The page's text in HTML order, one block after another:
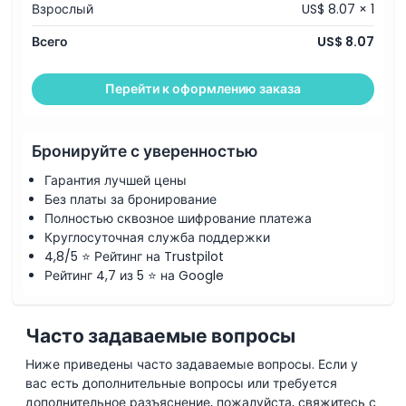
Исключения
Вещи, которые нужно знать
Местоположение
Как добраться туда
Политика отмены
Взрослый
US$ 8.07 × 1
Всего
US$ 8.07
Перейти к оформлению заказа
Бронируйте с уверенностью
Гарантия лучшей цены
Без платы за бронирование
Полностью сквозное шифрование платежа
Круглосуточная служба поддержки
4,8/5 ⭐ Рейтинг на Trustpilot
Рейтинг 4,7 из 5 ⭐ на Google
Часто задаваемые вопросы
Ниже приведены часто задаваемые вопросы. Если у
вас есть дополнительные вопросы или требуется
дополнительное разъяснение, пожалуйста, свяжитесь с